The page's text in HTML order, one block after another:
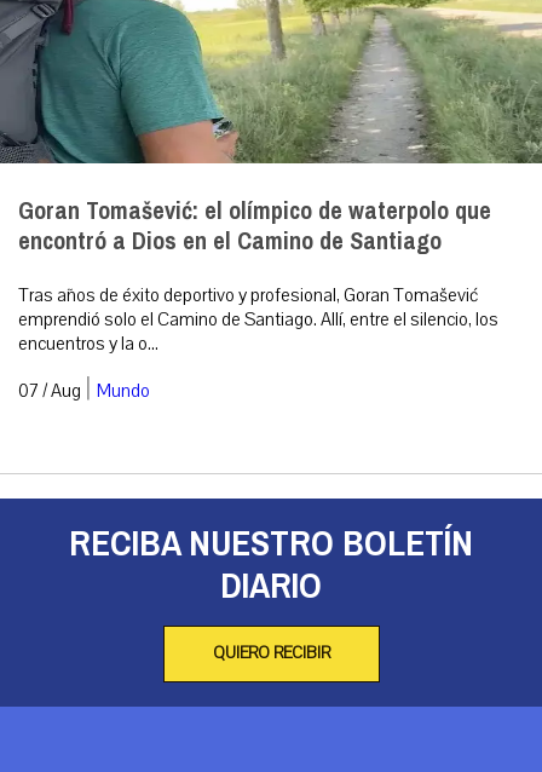
Goran Tomašević: el olímpico de waterpolo que
encontró a Dios en el Camino de Santiago
Tras años de éxito deportivo y profesional, Goran Tomašević
emprendió solo el Camino de Santiago. Allí, entre el silencio, los
encuentros y la o...
07 / Aug | Mundo
RECIBA NUESTRO BOLETÍN
DIARIO
QUIERO RECIBIR